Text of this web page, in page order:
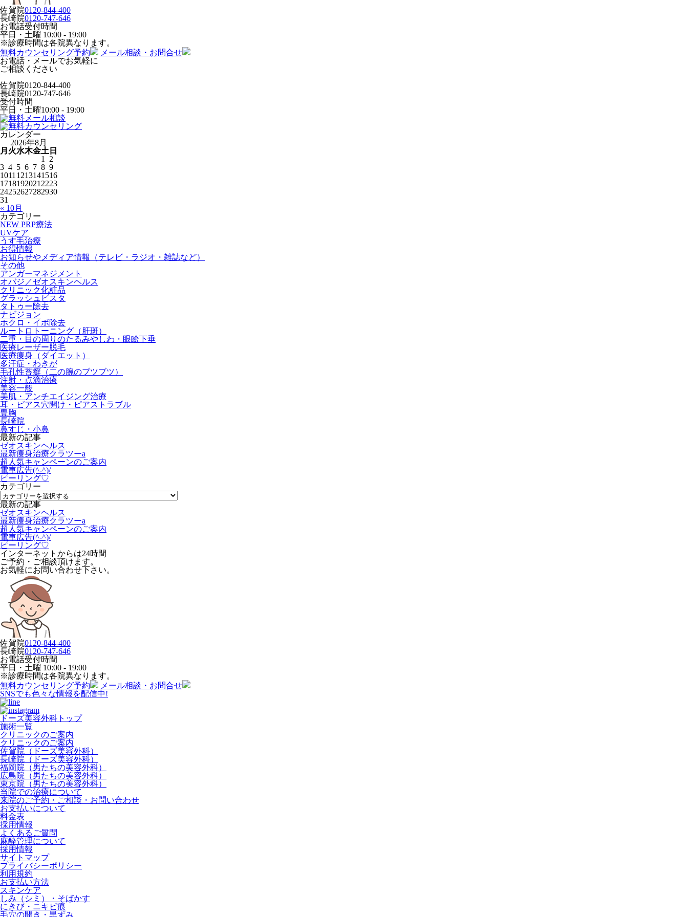
佐賀院0120-844-400
長崎院0120-747-646
お電話受付時間
平日・土曜 10:00 - 19:00
※診療時間は各院異なります。
無料カウンセリング予約
メール相談・お問合せ
お電話・メールでお気軽に
ご相談ください
佐賀院0120-844-400
長崎院0120-747-646
受付時間
平日・土曜10:00 - 19:00
カレンダー
2026年8月
月 火水木金土 日
1
2
3 4 5 6 7 8 9
1011 1213141516
1718192021 2223
24252627282930
31
« 10月
カテゴリー
NEW PRP療法
UVケア
うす毛治療
お得情報
お知らせやメディア情報（テレビ・ラジオ・雑誌など）
その他
アンガーマネジメント
オバジ／ゼオスキンヘルス
クリニック化粧品
グラッシュビスタ
タトゥー除去
ナビジョン
ホクロ・イボ除去
ルートロトーニング（肝斑）
二重・目の周りのたるみやしわ・眼瞼下垂
医療レーザー脱毛
医療痩身（ダイエット）
多汗症・わきが
毛孔性苔癬（二の腕のブツブツ）
注射・点滴治療
美容一般
美肌・アンチエイジング治療
耳・ピアス穴開け・ピアストラブル
豊胸
長崎院
鼻すじ・小鼻
最新の記事
ゼオスキンヘルス
最新痩身治療クラツーa
超人気キャンペーンのご案内
電車広告(^-^)/
ピーリング♡
カテゴリー
最新の記事
ゼオスキンヘルス
最新痩身治療クラツーa
超人気キャンペーンのご案内
電車広告(^-^)/
ピーリング♡
インターネットからは24時間
ご予約・ご相談頂けます。
お気軽にお問い合わせ下さい。
佐賀院0120-844-400
長崎院0120-747-646
お電話受付時間
平日・土曜 10:00 - 19:00
※診療時間は各院異なります。
無料カウンセリング予約
メール相談・お問合せ
SNSでも色々な情報を配信中!
ドーズ美容外科トップ
施術一覧
クリニックのご案内
クリニックのご案内
佐賀院（ドーズ美容外科）
長崎院（ドーズ美容外科）
福岡院（男たちの美容外科）
広島院（男たちの美容外科）
東京院（男たちの美容外科）
当院での治療について
来院のご予約・ご相談・お問い合わせ
お支払いについて
料金表
採用情報
よくあるご質問
麻酔管理について
採用情報
サイトマップ
プライバシーポリシー
利用規約
お支払い方法
スキンケア
しみ（シミ）・そばかす
にきび・ニキビ痕
毛穴の開き・黒ずみ